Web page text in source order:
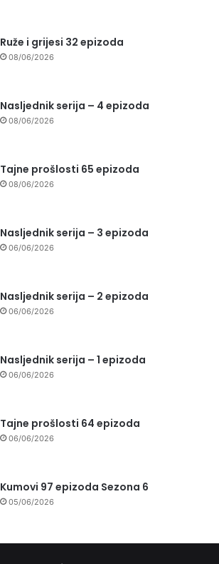
Ruže i grijesi 32 epizoda
08/06/2026
Nasljednik serija – 4 epizoda
08/06/2026
Tajne prošlosti 65 epizoda
08/06/2026
Nasljednik serija – 3 epizoda
06/06/2026
Nasljednik serija – 2 epizoda
06/06/2026
Nasljednik serija – 1 epizoda
06/06/2026
Tajne prošlosti 64 epizoda
06/06/2026
Kumovi 97 epizoda Sezona 6
05/06/2026